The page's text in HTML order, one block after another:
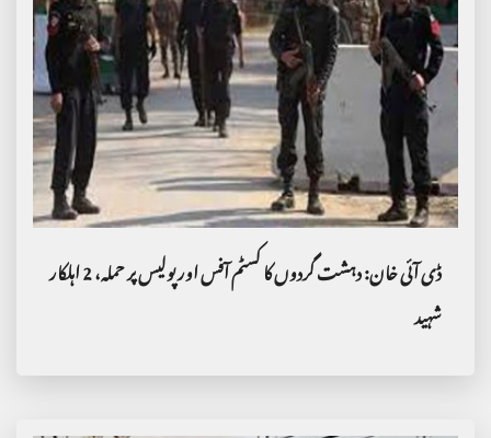
ڈی آئی خان: دہشت گردوں کا کسٹم آفس اور پولیس پر حملہ، 2 اہلکار
شہید